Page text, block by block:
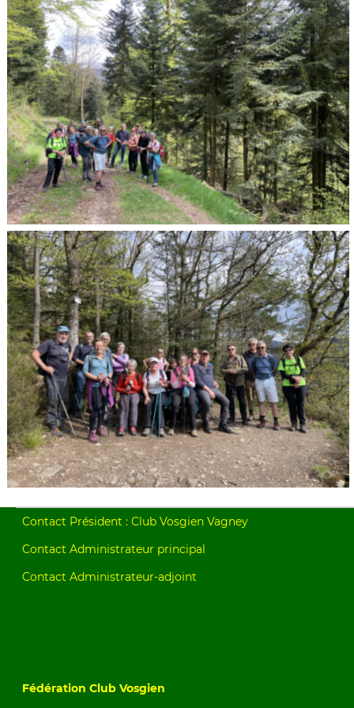
Contact Président : Club Vosgien Vagney
Contact Administrateur principal
Contact Administrateur-adjoint
Fédération Club Vosgien